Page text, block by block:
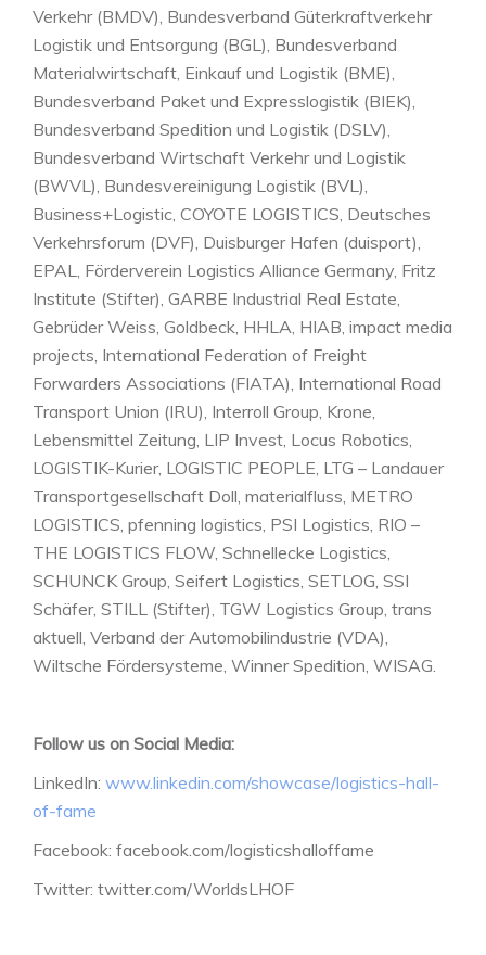
Verkehr (BMDV), Bundesverband Güterkraftverkehr
Logistik und Entsorgung (BGL), Bundesverband
Materialwirtschaft, Einkauf und Logistik (BME),
Bundesverband Paket und Expresslogistik (BIEK),
Bundesverband Spedition und Logistik (DSLV),
Bundesverband Wirtschaft Verkehr und Logistik
(BWVL), Bundesvereinigung Logistik (BVL),
Business+Logistic, COYOTE LOGISTICS, Deutsches
Verkehrsforum (DVF), Duisburger Hafen (duisport),
EPAL, Förderverein Logistics Alliance Germany, Fritz
Institute (Stifter), GARBE Industrial Real Estate,
Gebrüder Weiss, Goldbeck, HHLA, HIAB, impact media
projects, International Federation of Freight
Forwarders Associations (FIATA), International Road
Transport Union (IRU), Interroll Group, Krone,
Lebensmittel Zeitung, LIP Invest, Locus Robotics,
LOGISTIK-Kurier, LOGISTIC PEOPLE, LTG – Landauer
Transportgesellschaft Doll, materialfluss, METRO
LOGISTICS, pfenning logistics, PSI Logistics, RIO –
THE LOGISTICS FLOW, Schnellecke Logistics,
SCHUNCK Group, Seifert Logistics, SETLOG, SSI
Schäfer, STILL (Stifter), TGW Logistics Group, trans
aktuell, Verband der Automobilindustrie (VDA),
Wiltsche Fördersysteme, Winner Spedition, WISAG.
Follow us on Social Media:
LinkedIn: www.linkedin.com/showcase/logistics-hall-
of-fame
Facebook: facebook.com/logisticshalloffame
Twitter: twitter.com/WorldsLHOF